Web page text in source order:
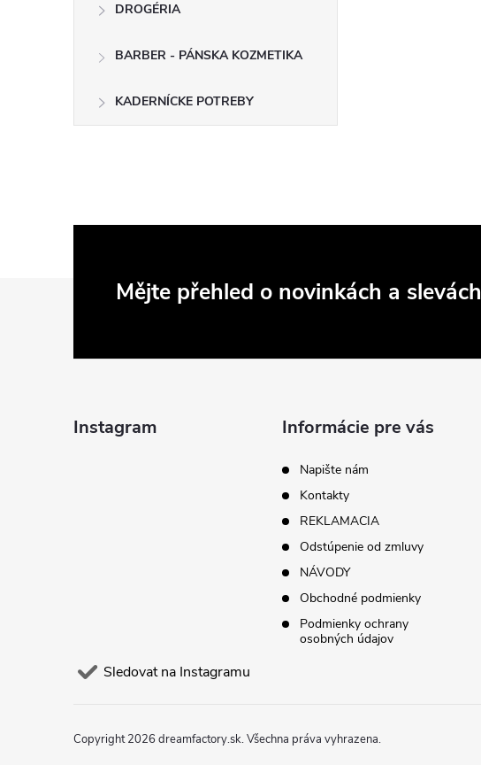
DROGÉRIA
BARBER - PÁNSKA KOZMETIKA
KADERNÍCKE POTREBY
Mějte přehled o novinkách a slevách
Instagram
Sledovat na Instagramu
Informácie pre vás
Napište nám
Kontakty
REKLAMACIA
Odstúpenie od zmluvy
NÁVODY
Obchodné podmienky
Podmienky ochrany
osobných údajov
Copyright 2026 dreamfactory.sk. Všechna práva vyhrazena.